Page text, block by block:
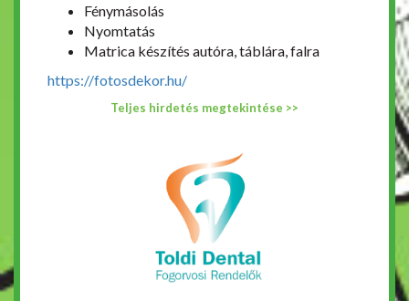
Fénymásolás
Nyomtatás
Matrica készítés autóra, táblára, falra
https://fotosdekor.hu/
Teljes hirdetés megtekintése >>